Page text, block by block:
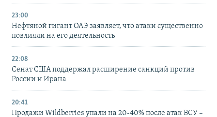
23:00
Нефтяной гигант ОАЭ заявляет, что атаки существенно
повлияли на его деятельность
22:08
Сенат США поддержал расширение санкций против
России и Ирана
20:41
Продажи Wildberries упали на 20-40% после атак ВСУ –